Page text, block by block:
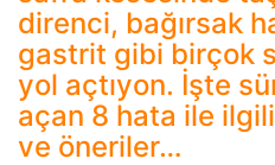
direnci, bağırsak
gastrit gibi birçok
yol açtıyon. İşte
açan 8 hata ile
ve öneriler…